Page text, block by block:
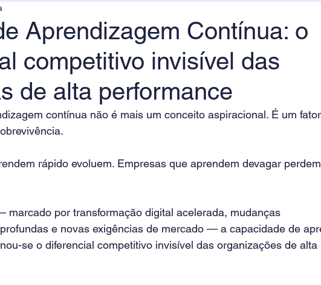
Social
Aprendizagem Contínua: o
competitivo invisível das
de alta performance
contínua não é mais um conceito aspiracional. É um fator
rápido evoluem. Empresas que aprendem devagar perdem
marcado por transformação digital acelerada, mudanças
e novas exigências de mercado — a capacidade de
se o diferencial competitivo invisível das organizações de alta